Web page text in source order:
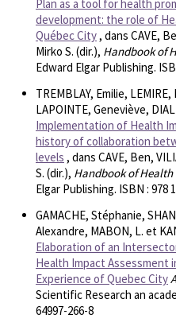
Plan as a tool for health
development: the role of
Québec City, dans CAVE,
Mirko S. (dir.), Handbook of
Edward Elgar Publishing.
TREMBLAY, Emilie,
LAPOINTE, Geneviève,
Implementation of Health
history of collaboration
levels , dans CAVE, Ben,
S. (dir.), Handbook of Health
Elgar Publishing. ISBN : 978
GAMACHE, Stéphanie,
Alexandre, MABON, L. et
Elaboration of an
Health Impact Assessment
Experience of Quebec City
Scientific Research an
64997-266-8